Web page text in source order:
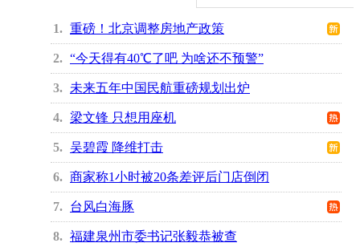
1 重磅！北京调整房地产政策
2 “今天得有40℃了吧 为啥还不预警”
3 未来五年中国民航重磅规划出炉
4 梁文锋 只想用座机
5 吴碧霞 降维打击
6 商家称1小时被20条差评后门店倒闭
7 台风白海豚
8 福建泉州市委书记张毅恭被查